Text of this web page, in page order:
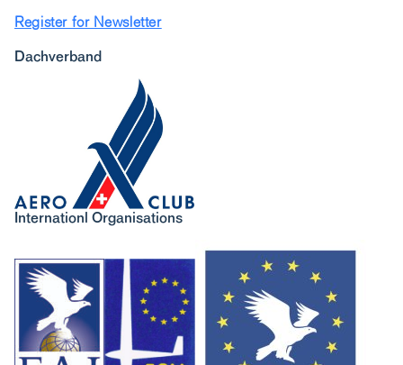
Register for Newsletter
Dachverband
Internationl Organisations